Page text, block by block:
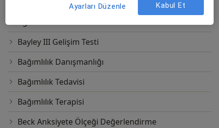
Ağlama ve Öfke Nöbetleri
Bayley III Gelişim Testi
Bağımlılık Danışmanlığı
Bağımlılık Tedavisi
Bağımlılık Terapisi
Beck Anksiyete Ölçeği Değerlendirme
Ayarları Düzenle Kabul Et